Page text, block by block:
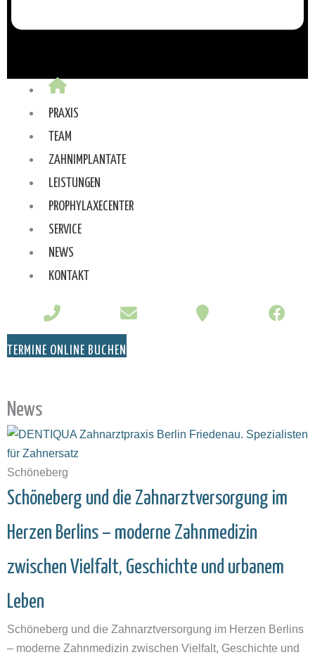
PRAXIS
TEAM
ZAHNIMPLANTATE
LEISTUNGEN
PROPHYLAXECENTER
SERVICE
NEWS
KONTAKT
TERMINE ONLINE BUCHEN
News
Schöneberg
Schöneberg und die Zahnarztversorgung im
Herzen Berlins – moderne Zahnmedizin
zwischen Vielfalt, Geschichte und urbanem
Leben
Schöneberg und die Zahnarztversorgung im Herzen Berlins
– moderne Zahnmedizin zwischen Vielfalt, Geschichte und